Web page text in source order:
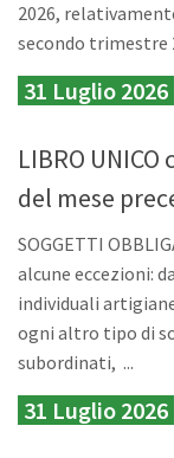
2026,
secondo trimestre
31 Luglio 2026
LIBRO
del mese
SOGGETTI
alcune eccezioni:
individuali
ogni altro tipo di
subordinati, ...
31 Luglio 2026